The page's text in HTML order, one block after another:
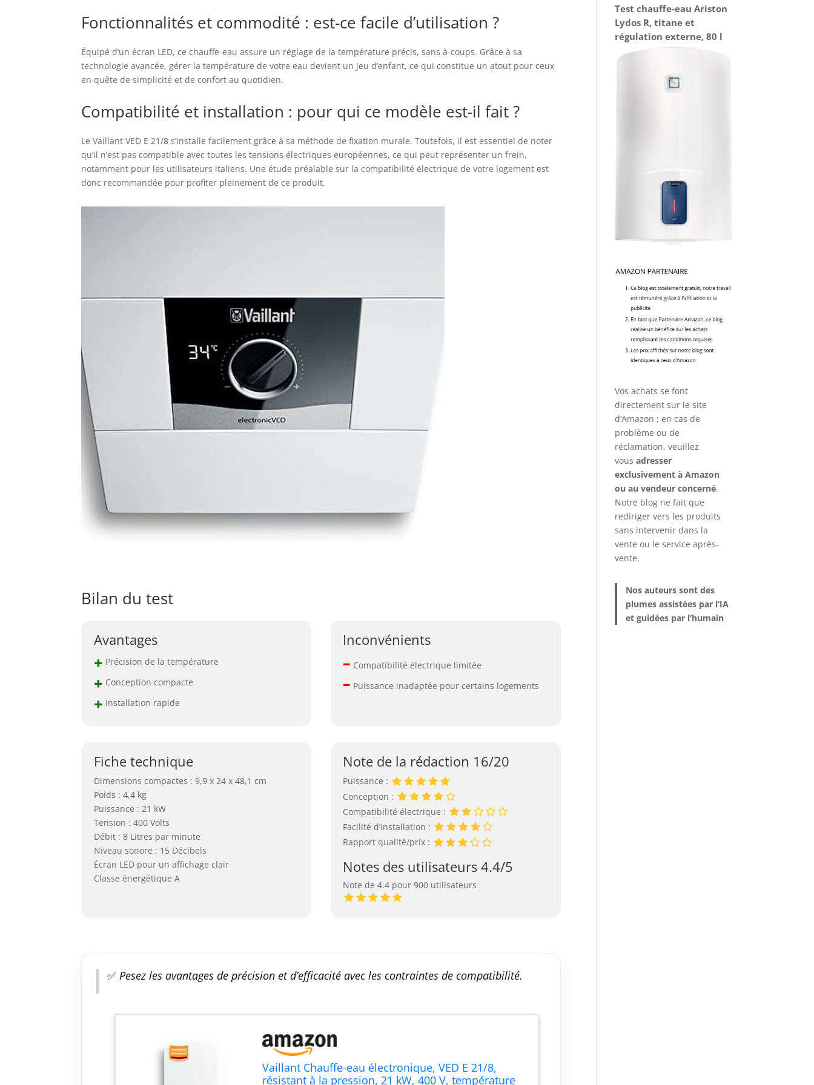
Fonctionnalités et commodité : est-ce facile d’utilisation ?
Équipé d’un écran LED, ce chauffe-eau assure un réglage de la température précis, sans à-coups. Grâce à sa
technologie avancée, gérer la température de votre eau devient un jeu d’enfant, ce qui constitue un atout pour ceux
en quête de simplicité et de confort au quotidien.
Compatibilité et installation : pour qui ce modèle est-il fait ?
Le Vaillant VED E 21/8 s’installe facilement grâce à sa méthode de fixation murale. Toutefois, il est essentiel de noter
qu’il n’est pas compatible avec toutes les tensions électriques européennes, ce qui peut représenter un frein,
notamment pour les utilisateurs italiens. Une étude préalable sur la compatibilité électrique de votre logement est
donc recommandée pour profiter pleinement de ce produit.
Bilan du test
Avantages
+ Précision de la température
+ Conception compacte
+ Installation rapide
Inconvénients
– Compatibilité électrique limitée
– Puissance inadaptée pour certains logements
Fiche technique
Dimensions compactes : 9,9 x 24 x 48,1 cm
Poids : 4,4 kg
Puissance : 21 kW
Tension : 400 Volts
Débit : 8 Litres par minute
Niveau sonore : 15 Décibels
Écran LED pour un affichage clair
Classe énergétique A
Note de la rédaction 16/20
Puissance :
Conception :
Compatibilité électrique :
Facilité d’installation :
Rapport qualité/prix :
Notes des utilisateurs 4.4/5
Note de 4.4 pour 900 utilisateurs
✅ Pesez les avantages de précision et d’efficacité avec les contraintes de compatibilité.
Vaillant Chauffe-eau électronique, VED E 21/8,
résistant à la pression, 21 kW, 400 V, température
Test chauffe-eau Ariston
Lydos R, titane et
régulation externe, 80 l
Vos achats se font
directement sur le site
d’Amazon ; en cas de
problème ou de
réclamation, veuillez
vousadresser
exclusivement à Amazon
ou au vendeur concerné.
Notre blog ne fait que
rediriger vers les produits
sans intervenir dans la
vente ou le service après-
vente.
Nos auteurs sont des
plumes assistées par l’IA
et guidées par l’humain